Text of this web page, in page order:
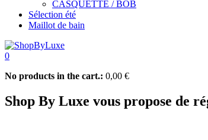
CASQUETTE / BOB
Sélection été
Maillot de bain
0
No products in the cart.: 0,00 €
Shop By Luxe vous propose de